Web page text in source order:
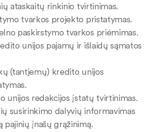
ataskaitų rinkinio tvirtinimas.
tvarkos projekto pristatymas.
paskirstymo tvarkos priėmimas.
unijos pajamų ir išlaidų sąmatos
(tantjemų) kredito unijos
unijos redakcijos įstatų tvirtinimas.
susirinkimo dalyvių informavimas
pajinių įnašų grąžinimą.